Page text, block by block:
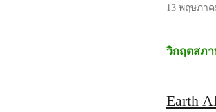
13 พฤษภาค
วิกฤตสภ
Earth